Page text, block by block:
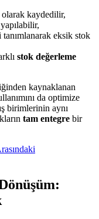
olarak kaydedilir,
eksik stok
stok değerleme
kaynaklanan
da optimize
birimlerinin aynı
tam entegre bir